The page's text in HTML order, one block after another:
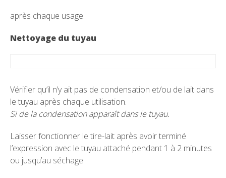
après chaque usage.
Nettoyage du tuyau
Vérifier qu’il n’y ait pas de condensation et/ou de lait dans
le tuyau après chaque utilisation.
Si de la condensation apparaît dans le tuyau.
Laisser fonctionner le tire-lait après avoir terminé
l’expression avec le tuyau attaché pendant 1 à 2 minutes
ou jusqu’au séchage.